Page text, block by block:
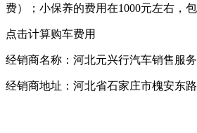
费）；小保养的费用在1000元左右，
点击计算购车费用
经销商名称：河北元兴行汽车销售服
经销商地址：河北省石家庄市槐安东